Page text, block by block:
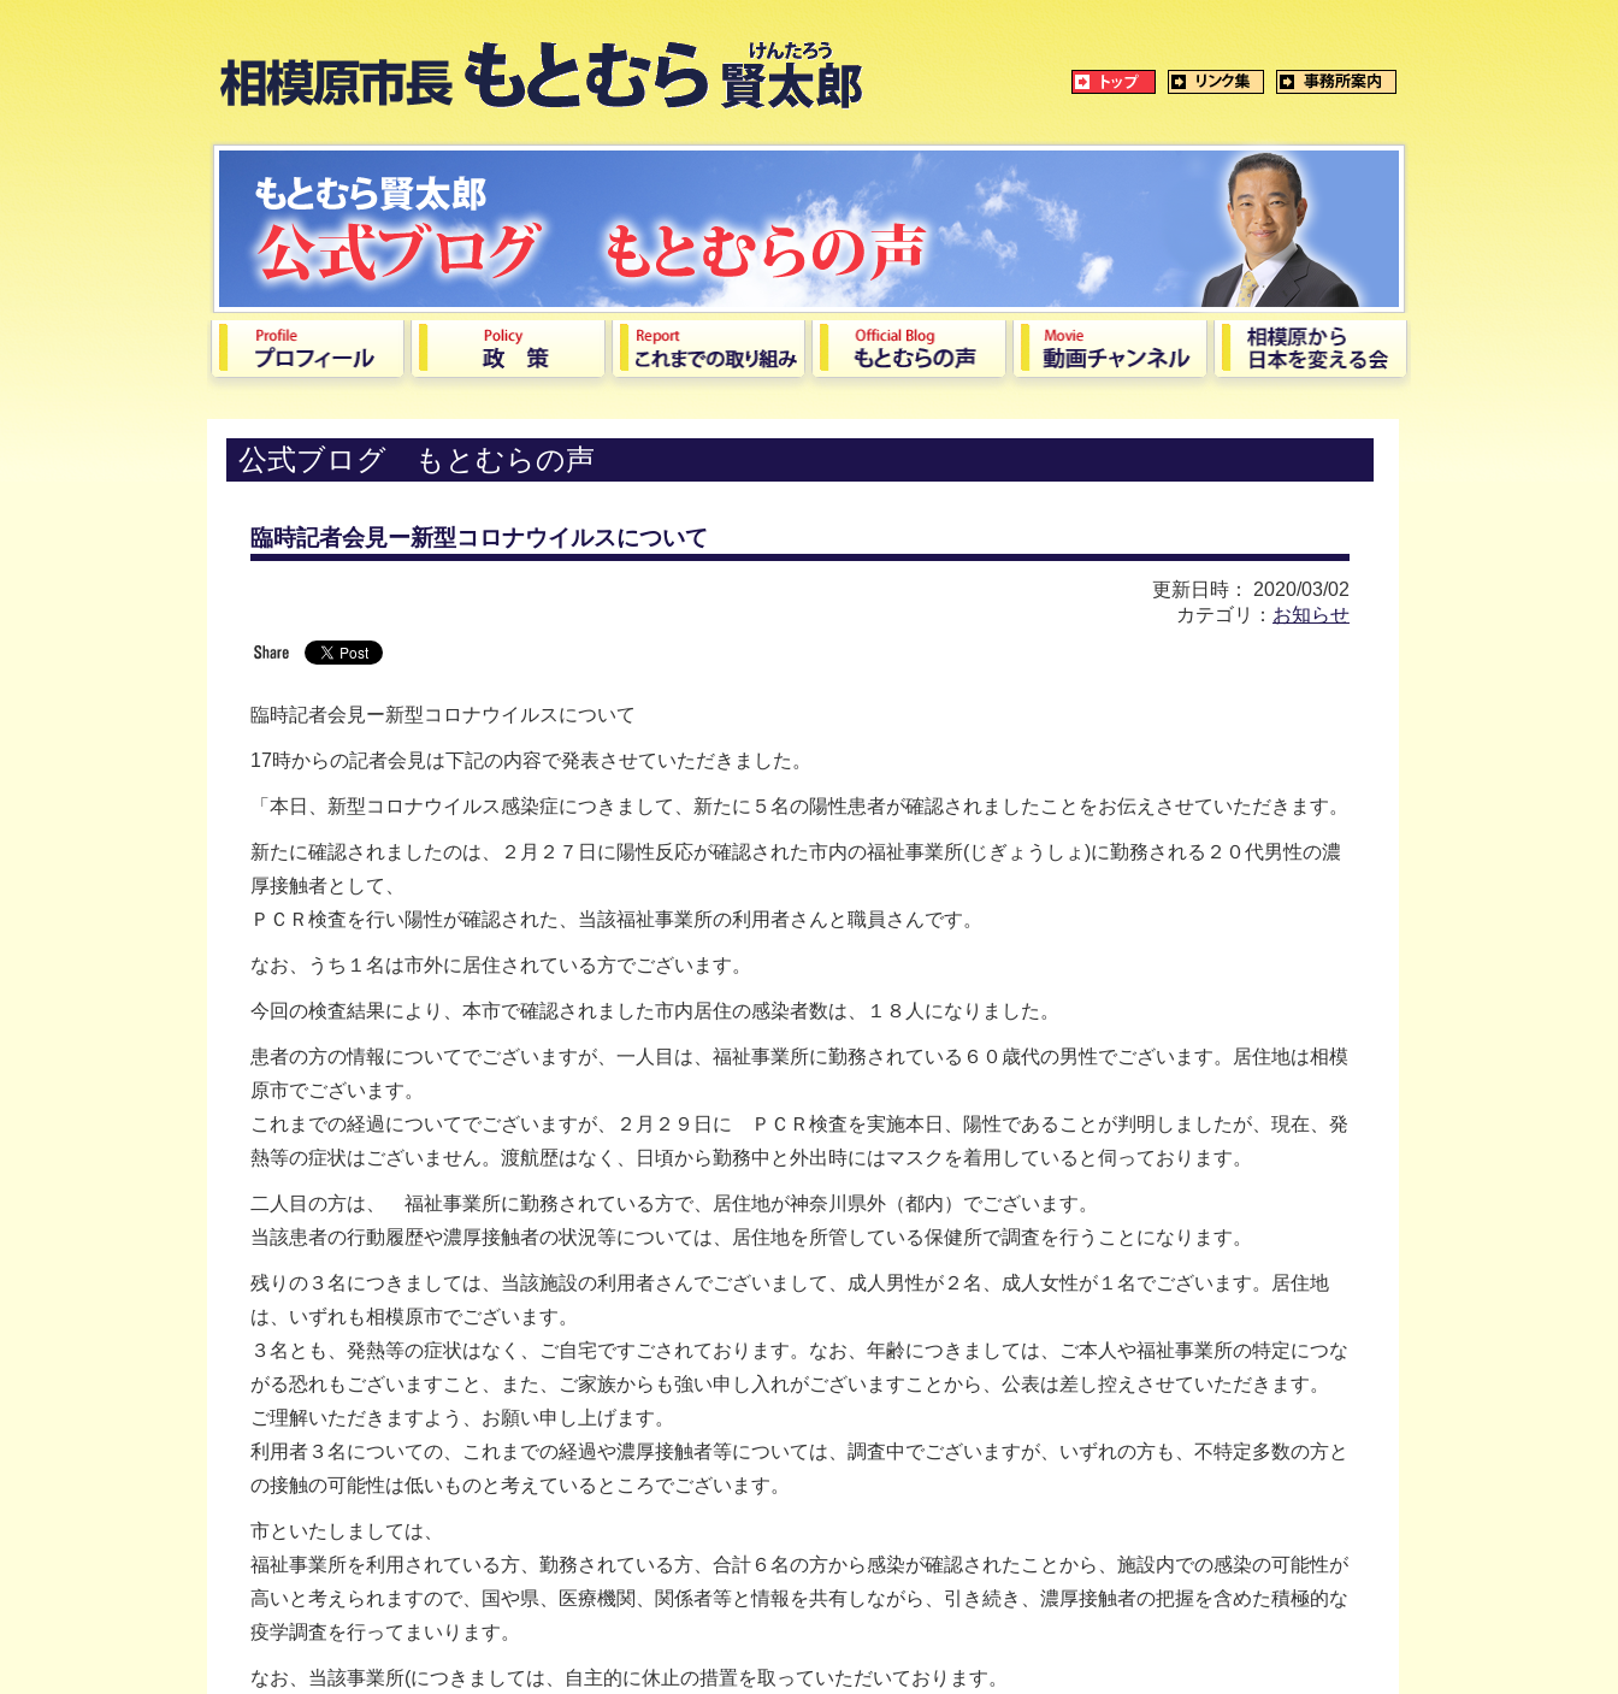
公式ブログ もとむらの声
臨時記者会見ー新型コロナウイルスについて
更新日時： 2020/03/02
カテゴリ： お知らせ
臨時記者会見ー新型コロナウイルスについて
17時からの記者会見は下記の内容で発表させていただきました。
「本日、新型コロナウイルス感染症につきまして、新たに５名の陽性患者が確認されましたことをお伝えさせていただきます。
新たに確認されましたのは、２月２７日に陽性反応が確認された市内の福祉事業所(じぎょうしょ)に勤務される２０代男性の濃
厚接触者として、
ＰＣＲ検査を行い陽性が確認された、当該福祉事業所の利用者さんと職員さんです。
なお、うち１名は市外に居住されている方でございます。
今回の検査結果により、本市で確認されました市内居住の感染者数は、１８人になりました。
患者の方の情報についてでございますが、一人目は、福祉事業所に勤務されている６０歳代の男性でございます。居住地は相模
原市でございます。
これまでの経過についてでございますが、２月２９日に ＰＣＲ検査を実施本日、陽性であることが判明しましたが、現在、発
熱等の症状はございません。渡航歴はなく、日頃から勤務中と外出時にはマスクを着用していると伺っております。
二人目の方は、 福祉事業所に勤務されている方で、居住地が神奈川県外（都内）でございます。
当該患者の行動履歴や濃厚接触者の状況等については、居住地を所管している保健所で調査を行うことになります。
残りの３名につきましては、当該施設の利用者さんでございまして、成人男性が２名、成人女性が１名でございます。居住地
は、いずれも相模原市でございます。
３名とも、発熱等の症状はなく、ご自宅ですごされております。なお、年齢につきましては、ご本人や福祉事業所の特定につな
がる恐れもございますこと、また、ご家族からも強い申し入れがございますことから、公表は差し控えさせていただきます。
ご理解いただきますよう、お願い申し上げます。
利用者３名についての、これまでの経過や濃厚接触者等については、調査中でございますが、いずれの方も、不特定多数の方と
の接触の可能性は低いものと考えているところでございます。
市といたしましては、
福祉事業所を利用されている方、勤務されている方、合計６名の方から感染が確認されたことから、施設内での感染の可能性が
高いと考えられますので、国や県、医療機関、関係者等と情報を共有しながら、引き続き、濃厚接触者の把握を含めた積極的な
疫学調査を行ってまいります。
なお、当該事業所(につきましては、自主的に休止の措置を取っていただいております。